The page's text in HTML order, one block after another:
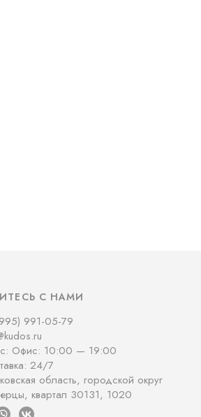
С НАМИ
991-05-79
Офис: 10:00 — 19:00
24/7
область, городской округ
квартал 30131, 1020